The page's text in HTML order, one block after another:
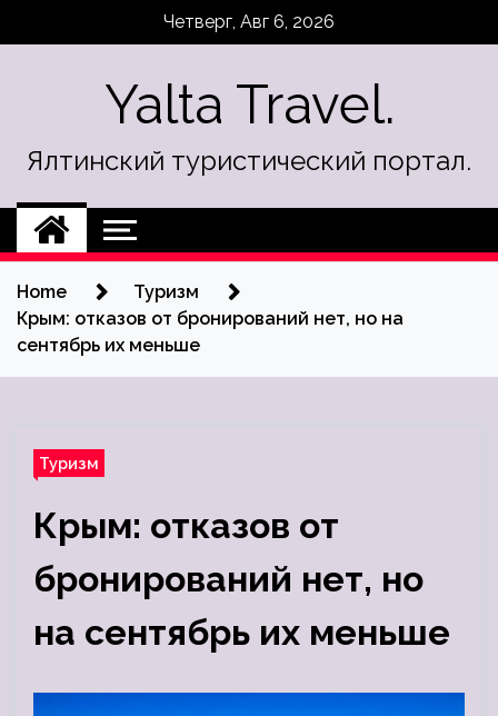
Четверг, Авг 6, 2026
Yalta Travel.
Ялтинский туристический портал.
Home
Туризм
Крым: отказов от бронирований нет, но на
сентябрь их меньше
Туризм
Крым: отказов от
бронирований нет, но
на сентябрь их меньше